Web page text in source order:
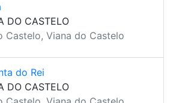
DO CASTELO
Castelo, Viana do Castelo
do Rei
DO CASTELO